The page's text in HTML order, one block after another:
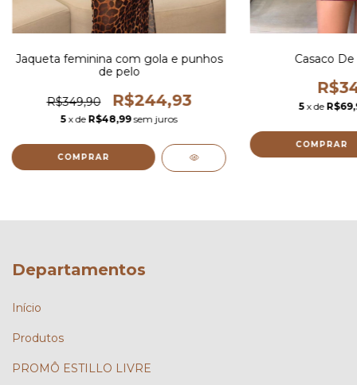
Jaqueta feminina com gola e punhos
de pelo
R$349,90 R$244,93
5 x de R$48,99 sem juros
COMPRAR
Casaco
5 x de
COMPRAR
Departamentos
Início
Produtos
PROMÔ ESTILLO LIVRE